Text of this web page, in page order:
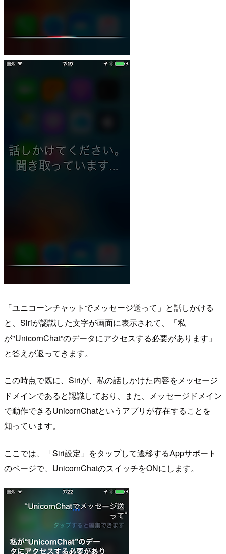
「ユニコーンチャットでメッセージ送って」と話しかける
と、Siriが認識した文字が画面に表示されて、「私
が"UnicornChat”のデータにアクセスする必要があります」
と答えが返ってきます。
この時点で既に、Siriが、私の話しかけた内容をメッセージ
ドメインであると認識しており、また、メッセージドメイン
で動作できるUnicornChatというアプリが存在することを
知っています。
ここでは、「Siri設定」をタップして遷移するAppサポート
のページで、UnicornChatのスイッチをONにします。